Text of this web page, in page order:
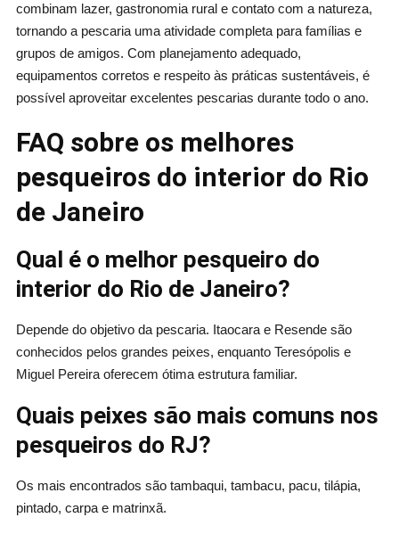
combinam lazer, gastronomia rural e contato com a natureza,
tornando a pescaria uma atividade completa para famílias e
grupos de amigos. Com planejamento adequado,
equipamentos corretos e respeito às práticas sustentáveis, é
possível aproveitar excelentes pescarias durante todo o ano.
FAQ sobre os melhores
pesqueiros do interior do Rio
de Janeiro
Qual é o melhor pesqueiro do
interior do Rio de Janeiro?
Depende do objetivo da pescaria. Itaocara e Resende são
conhecidos pelos grandes peixes, enquanto Teresópolis e
Miguel Pereira oferecem ótima estrutura familiar.
Quais peixes são mais comuns nos
pesqueiros do RJ?
Os mais encontrados são tambaqui, tambacu, pacu, tilápia,
pintado, carpa e matrinxã.